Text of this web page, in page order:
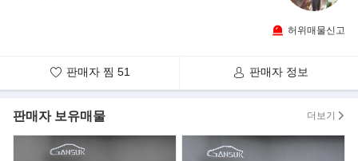
상태좋아요~//최저가!!★
▶ 구입 방법
허위매물신고
판매자 찜 51 판매자 정보
판매자 보유매물 더보기